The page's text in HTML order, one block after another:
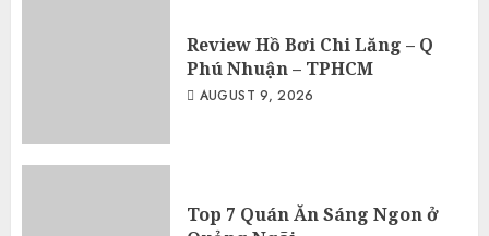
Review Hồ Bơi Chi Lăng – Q
Phú Nhuận – TPHCM
AUGUST 9, 2026
Top 7 Quán Ăn Sáng Ngon ở